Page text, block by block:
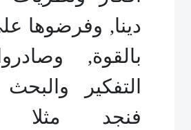
دينا, وفرضوها
بالقوة,
التفكير
فنجد مثلا